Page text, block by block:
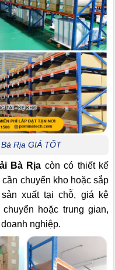
Rịa GIÁ TỐT
Bà Rịa còn có thiết kế
chuyển kho hoặc sắp
xuất tại chỗ, giá kệ
hoặc trung gian,
nghiệp.